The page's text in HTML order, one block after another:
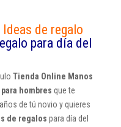
nk rti
r
Ideas de regalo
para día del
Tienda Online Manos
hombres que te
de tú novio y quieres
de regalos para día del